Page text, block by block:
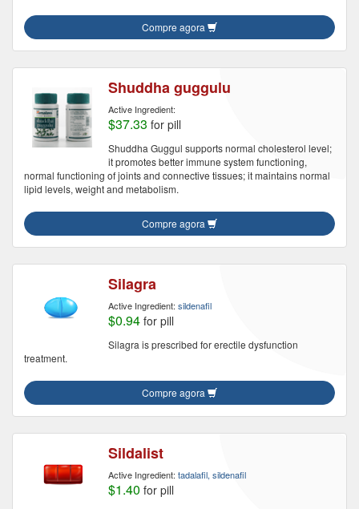
Compre agora
Shuddha guggulu
Active Ingredient:
$37.33 for pill
Shuddha Guggul supports normal cholesterol level;
it promotes better immune system functioning,
normal functioning of joints and connective tissues; it maintains normal
lipid levels, weight and metabolism.
Compre agora
Silagra
Active Ingredient: sildenafil
$0.94 for pill
Silagra is prescribed for erectile dysfunction
treatment.
Compre agora
Sildalist
Active Ingredient: tadalafil, sildenafil
$1.40 for pill